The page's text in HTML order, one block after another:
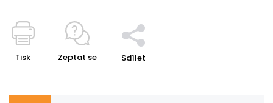
Tisk Zeptat se Sdílet